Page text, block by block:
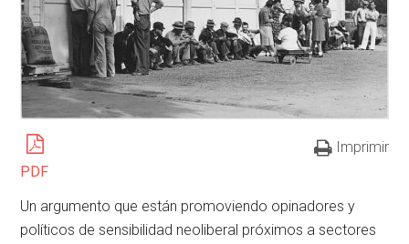
PDF
Imprimir
Un argumento que están promoviendo opinadores y
políticos de sensibilidad neoliberal próximos a sectores